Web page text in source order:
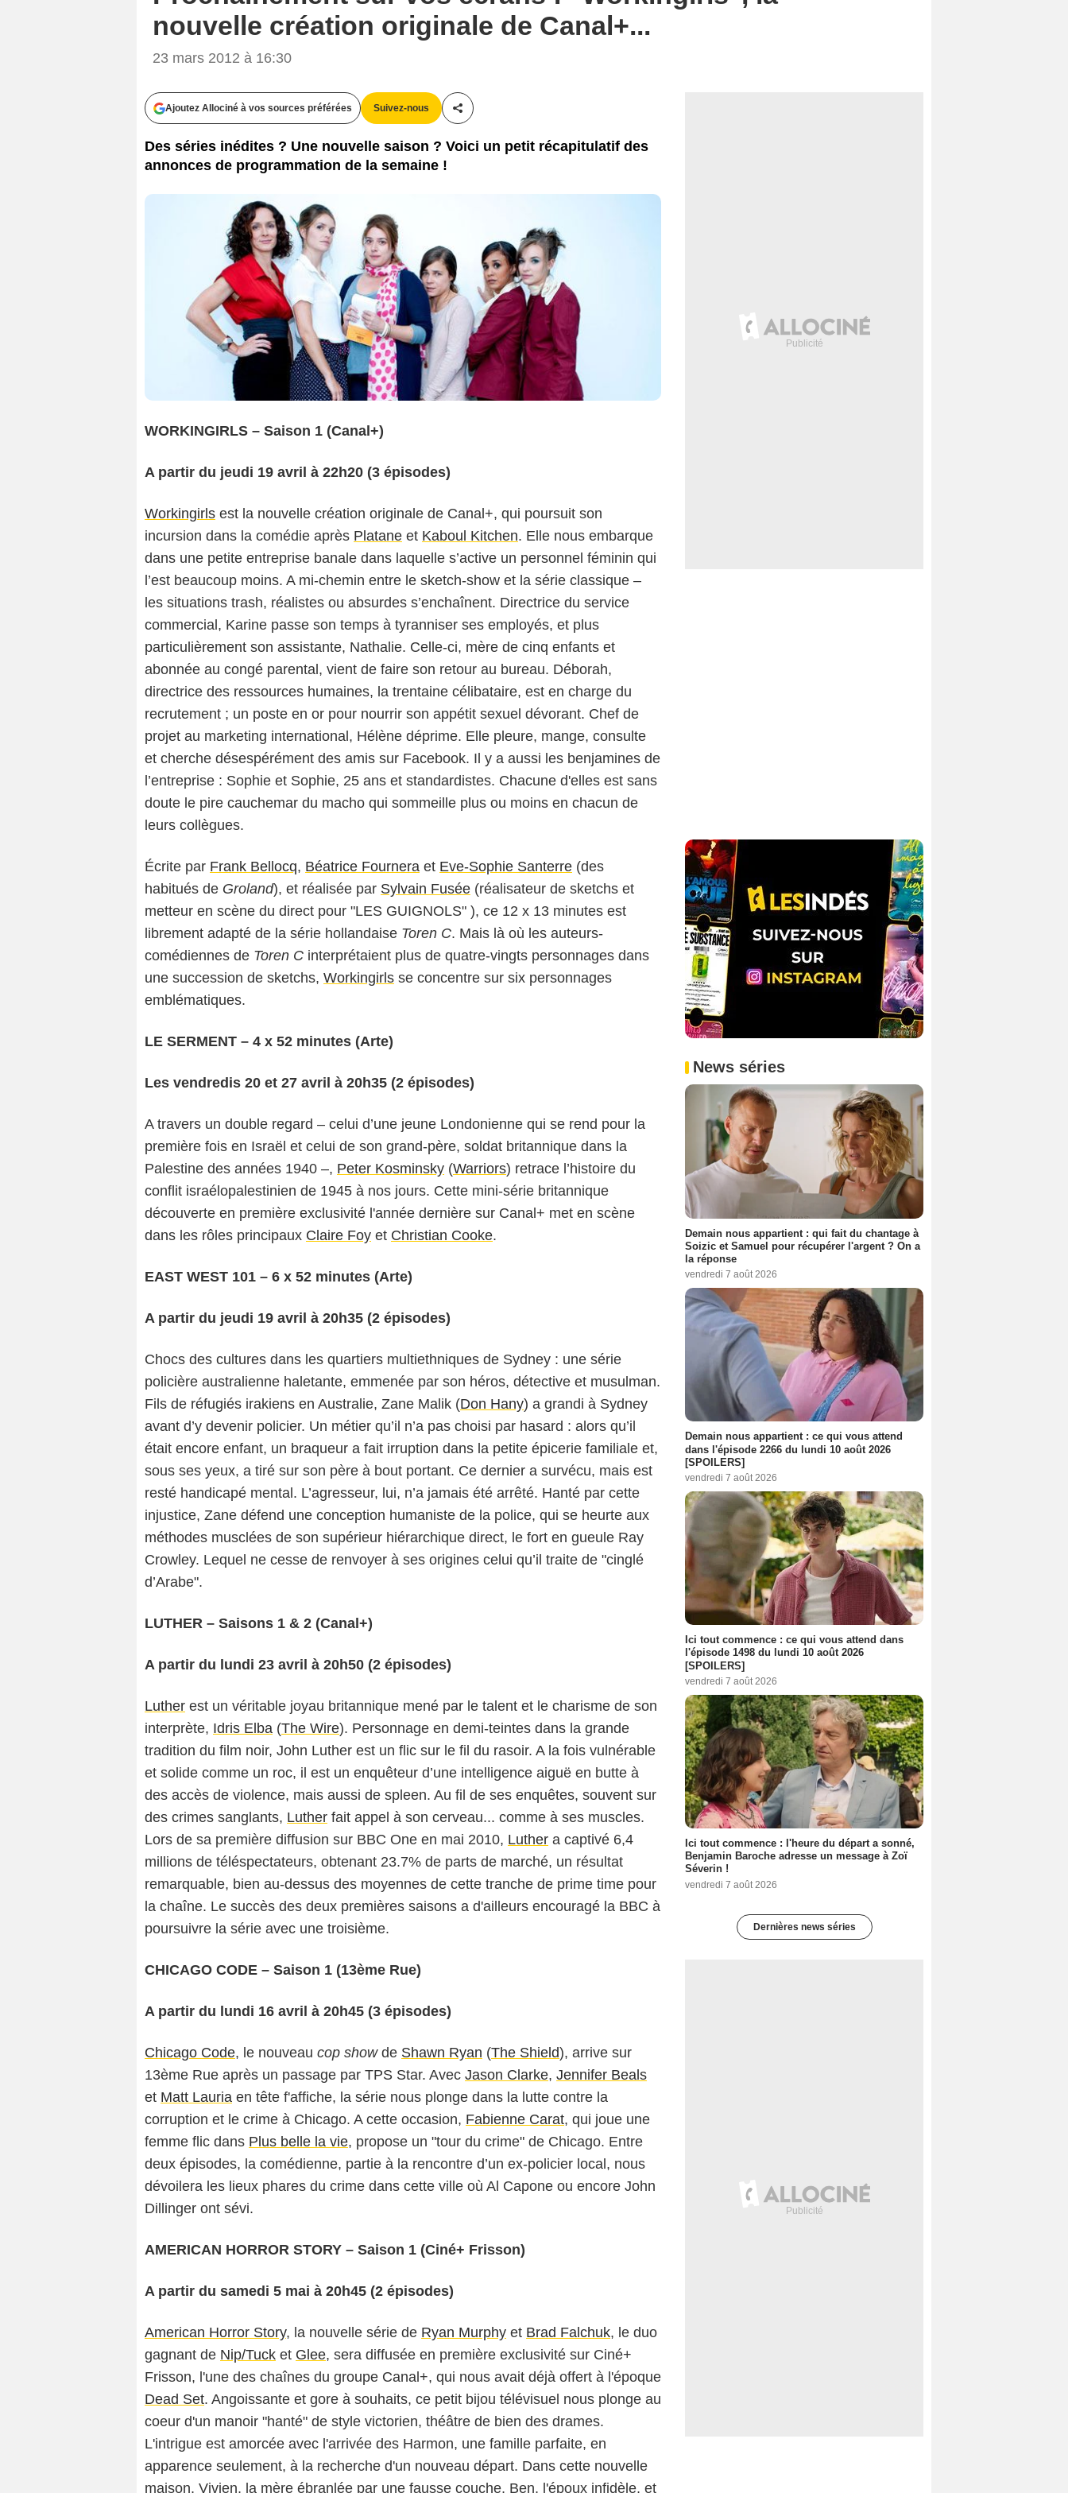
nouvelle création originale de Canal+...
23 mars 2012 à 16:30
Ajoutez Allociné à vos sources préférées Suivez-nous
Partager cet article
Des séries inédites ? Une nouvelle saison ? Voici un petit récapitulatif des
annonces de programmation de la semaine !
WORKINGIRLS – Saison 1 (Canal+)
A partir du jeudi 19 avril à 22h20 (3 épisodes)
Workingirls est la nouvelle création originale de Canal+, qui poursuit son
incursion dans la comédie après Platane et Kaboul Kitchen. Elle nous embarque
dans une petite entreprise banale dans laquelle s’active un personnel féminin qui
l’est beaucoup moins. A mi-chemin entre le sketch-show et la série classique –
les situations trash, réalistes ou absurdes s’enchaînent. Directrice du service
commercial, Karine passe son temps à tyranniser ses employés, et plus
particulièrement son assistante, Nathalie. Celle-ci, mère de cinq enfants et
abonnée au congé parental, vient de faire son retour au bureau. Déborah,
directrice des ressources humaines, la trentaine célibataire, est en charge du
recrutement ; un poste en or pour nourrir son appétit sexuel dévorant. Chef de
projet au marketing international, Hélène déprime. Elle pleure, mange, consulte
et cherche désespérément des amis sur Facebook. Il y a aussi les benjamines de
l’entreprise : Sophie et Sophie, 25 ans et standardistes. Chacune d'elles est sans
doute le pire cauchemar du macho qui sommeille plus ou moins en chacun de
leurs collègues.
Écrite par Frank Bellocq, Béatrice Fournera et Eve-Sophie Santerre (des
habitués de Groland), et réalisée par Sylvain Fusée (réalisateur de sketchs et
metteur en scène du direct pour "LES GUIGNOLS" ), ce 12 x 13 minutes est
librement adapté de la série hollandaise Toren C. Mais là où les auteurs-
comédiennes de Toren C interprétaient plus de quatre-vingts personnages dans
une succession de sketchs, Workingirls se concentre sur six personnages
emblématiques.
LE SERMENT – 4 x 52 minutes (Arte)
Les vendredis 20 et 27 avril à 20h35 (2 épisodes)
A travers un double regard – celui d’une jeune Londonienne qui se rend pour la
première fois en Israël et celui de son grand-père, soldat britannique dans la
Palestine des années 1940 –, Peter Kosminsky (Warriors) retrace l’histoire du
conflit israélopalestinien de 1945 à nos jours. Cette mini-série britannique
découverte en première exclusivité l'année dernière sur Canal+ met en scène
dans les rôles principaux Claire Foy et Christian Cooke.
EAST WEST 101 – 6 x 52 minutes (Arte)
A partir du jeudi 19 avril à 20h35 (2 épisodes)
Chocs des cultures dans les quartiers multiethniques de Sydney : une série
policière australienne haletante, emmenée par son héros, détective et musulman.
Fils de réfugiés irakiens en Australie, Zane Malik (Don Hany) a grandi à Sydney
avant d’y devenir policier. Un métier qu’il n’a pas choisi par hasard : alors qu’il
était encore enfant, un braqueur a fait irruption dans la petite épicerie familiale et,
sous ses yeux, a tiré sur son père à bout portant. Ce dernier a survécu, mais est
resté handicapé mental. L’agresseur, lui, n’a jamais été arrêté. Hanté par cette
injustice, Zane défend une conception humaniste de la police, qui se heurte aux
méthodes musclées de son supérieur hiérarchique direct, le fort en gueule Ray
Crowley. Lequel ne cesse de renvoyer à ses origines celui qu’il traite de "cinglé
d’Arabe".
LUTHER – Saisons 1 & 2 (Canal+)
A partir du lundi 23 avril à 20h50 (2 épisodes)
Luther est un véritable joyau britannique mené par le talent et le charisme de son
interprète, Idris Elba (The Wire). Personnage en demi-teintes dans la grande
tradition du film noir, John Luther est un flic sur le fil du rasoir. A la fois vulnérable
et solide comme un roc, il est un enquêteur d’une intelligence aiguë en butte à
des accès de violence, mais aussi de spleen. Au fil de ses enquêtes, souvent sur
des crimes sanglants, Luther fait appel à son cerveau... comme à ses muscles.
Lors de sa première diffusion sur BBC One en mai 2010, Luther a captivé 6,4
millions de téléspectateurs, obtenant 23.7% de parts de marché, un résultat
remarquable, bien au-dessus des moyennes de cette tranche de prime time pour
la chaîne. Le succès des deux premières saisons a d'ailleurs encouragé la BBC à
poursuivre la série avec une troisième.
CHICAGO CODE – Saison 1 (13ème Rue)
A partir du lundi 16 avril à 20h45 (3 épisodes)
Chicago Code, le nouveau cop showde Shawn Ryan (The Shield), arrive sur
13ème Rue après un passage par TPS Star. Avec Jason Clarke, Jennifer Beals
et Matt Lauria en tête f'affiche, la série nous plonge dans la lutte contre la
corruption et le crime à Chicago. A cette occasion, Fabienne Carat, qui joue une
femme flic dans Plus belle la vie, propose un "tour du crime" de Chicago. Entre
deux épisodes, la comédienne, partie à la rencontre d’un ex-policier local, nous
dévoilera les lieux phares du crime dans cette ville où Al Capone ou encore John
Dillinger ont sévi.
AMERICAN HORROR STORY – Saison 1 (Ciné+ Frisson)
A partir du samedi 5 mai à 20h45 (2 épisodes)
American Horror Story, la nouvelle série de Ryan Murphy et Brad Falchuk, le duo
gagnant de Nip/Tuck et Glee, sera diffusée en première exclusivité sur Ciné+
Frisson, l'une des chaînes du groupe Canal+, qui nous avait déjà offert à l'époque
Dead Set. Angoissante et gore à souhaits, ce petit bijou télévisuel nous plonge au
coeur d'un manoir "hanté" de style victorien, théâtre de bien des drames.
L'intrigue est amorcée avec l'arrivée des Harmon, une famille parfaite, en
apparence seulement, à la recherche d'un nouveau départ. Dans cette nouvelle
maison, Vivien, la mère ébranlée par une fausse couche, Ben, l'époux infidèle, et
News séries
Demain nous appartient : qui fait du chantage à
Soizic et Samuel pour récupérer l'argent ? On a
la réponse
vendredi 7 août 2026
Demain nous appartient : ce qui vous attend
dans l'épisode 2266 du lundi 10 août 2026
[SPOILERS]
vendredi 7 août 2026
Ici tout commence : ce qui vous attend dans
l'épisode 1498 du lundi 10 août 2026
[SPOILERS]
vendredi 7 août 2026
Ici tout commence : l'heure du départ a sonné,
Benjamin Baroche adresse un message à Zoï
Séverin !
vendredi 7 août 2026
Dernières news séries